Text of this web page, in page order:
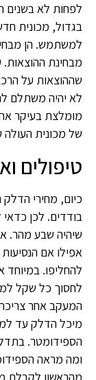
לפחות לא בשנים
בגדול, מכונית
למשתמש. הן
מבחינת
שההוצאות על
לא יהיה משתלם
של מכונית העולה על כ-
טיפולים
כיום, מחירי
בודדים. לכן
שיהיה שבע מהר.
אפילו אם
להחליפו. במיוחד
לחסוך כל שקל
המעקב אחר
מיכל הדלק עד
הספידומטר.
ומה מראה